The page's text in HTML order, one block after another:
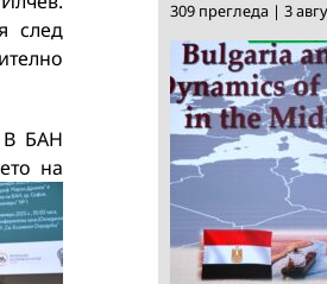
след
В БАН
на
309 прегледа | 3